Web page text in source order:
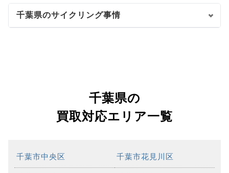
千葉県のサイクリング事情
千葉県の
買取対応エリア一覧
千葉市中央区 千葉市花見川区